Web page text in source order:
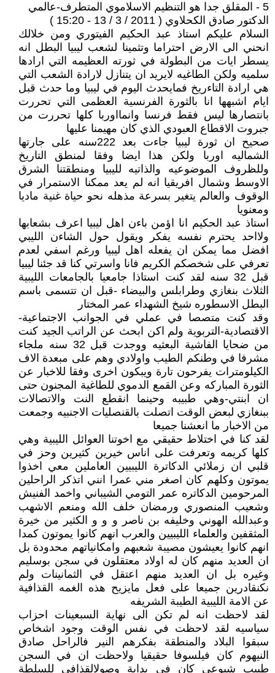
5 - المقلق جدا هو التنظيم الاسلاموي المتطرف-عالمي
الدكتور صادق الكحلاوي ( 2011 / 3 / 13 - 15:20 )
السلام عليكم استاذ عبد الحكيم الفيتوري ومن خلالك
انحني الى الارض احتراما وتثمينا لشعب ليبيا البطل انه
يسطر ايات من البطولة في ثورته العظيمه التي ارادها
سلميه ولكن الطاغيه لايريد ان يتنازل لارادة الشعب التي
هي ارادة التاءريخ فمايحدث اليوم في ليبيا وما حدث قبل
ايام اشبهها انا بالثورة الفرنسية العظمى التي تحررت
بانتصارها ليس فقط فرنسا وانمااوربا كلها تحررت من
جبروت الاقطاع العبودي الذي كان مهيمنا عليها
صحيح ان ثورة ليبيا جاءت بعد 222سنه على جارتها
الشماليه اوربا ولكن هذا ايضا وفقا لمنطق التاريخ
وللظروف الموضوعيه والذاتيه لليبيا ومنطقتنا الشرق
الاوسط وشمال افريقيا انه لم يعد ممكنا الاستمرار في
الوقوف والعالم يتغير بسرعة مذهله نحو حياة غنية ماديا
ومعنويا
استاذ عبد الحكيم انا اؤمن باءن اهل ليبيا اعرف بشعابها
ولااحد يحترم نفسه يفكر ويقول حول الشاءن الليبي
افضل مما يمكن ان يفعله اهل ليبيا ورغم اسفي لعدم
تعرفي على شخصكم الكريم فانا واسرتي كنا قد جئنا ليبيا
قبل 32 سنه لقد كنت استاذا جامعيا بالجامعات الليبية
الثلاث بنغازي وطرابلس والبيضاء -قبل ان تتسمى باسم
البطل الاسطوره شيخ الشهداء عمر المختار
وقد كنت متصصا في عملي في الجوانب الاجتماعية-
الاقتصادية-التربوية ولم اكن ابحث عن الراتب الجيد كنت
من ضحايا الفاشية البعثيه ووجدت قبل 32 سنه ملجاء
مشرفا في وطنكم الطيب واولادي وهم على مبعدة الاف
الكيلومترات يفرحون تارة ويبكون اخرى وفقا للاخبار عن
الثورة المباركه وعن القمع الدموي للطاغية المجنون حتى
ان ابنتي-وهي طبيبه وحينما انقطع النت والاتصالات
ببنغازي لبعض الوقت اتصلت بالقنصليات الاجنبيه وجمعت
من الاخبار ما انعشنا جميعا
لقد كنا في اختلاط حقيقي مع اخوتنا العوائل الليبية وهي
كلها كريمه وتعرفت على اناس خيرين كثيرين وحز في
قلبي ان زملائي الدكاترة الليبيين العاملين معي اخذوا
يموتون وكلهم كان اصغر مني عمرا انني اتذكر الراحلين
المرحومين الدكاتره عمر التومي الشيباني واخمد الفنيش
وشعيب المنصوري ورمضان خلف الله ومنعم الاشهب
وعبدالله الهوني وخليفه بن ناصر و و و الكثير من خيرة
المثقفين والعلماء الليبيين والعرب انهم كانوا يموتون كمدا
انهم كانوا يعيشون مصيبة شعبهم وامكانياتهم محدودة بل
ان العديد منهم كان له اولاد معتقلون في سجن بوسليم
وغيره بل ان العديد منهم اعتقل في الثمانينات ولم
نكنقادرين جميعا على فعل مايزيح هذه الغمه القذافية
عن الامة الليبية الطيبة الشريفه
لقد لاحظت انه لم تكن الى نهاية السبعينات احزاب
سياسيه لقد لاحظت في نفس الوقت وجود اشخاص
سبقوا البلاد والمنطقة بفكرهم النير فالراحل صادق
النيهوم كان فيلسوفا حقيقيا ولاحظت ان في السجن
طبيب شيوعي كان في بداية وصولالقذافي للسلطة